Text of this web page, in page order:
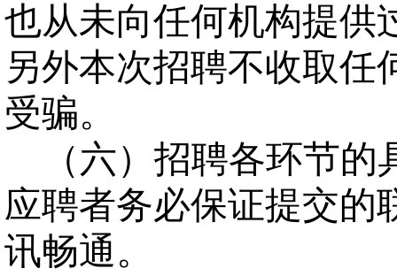
也从未向任何机构提供
另外本次招聘不收取任
受骗。
（六）招聘各环节
应聘者务必保证提交的
讯畅通。